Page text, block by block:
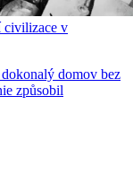
civilizace v
domov bez
způsobil